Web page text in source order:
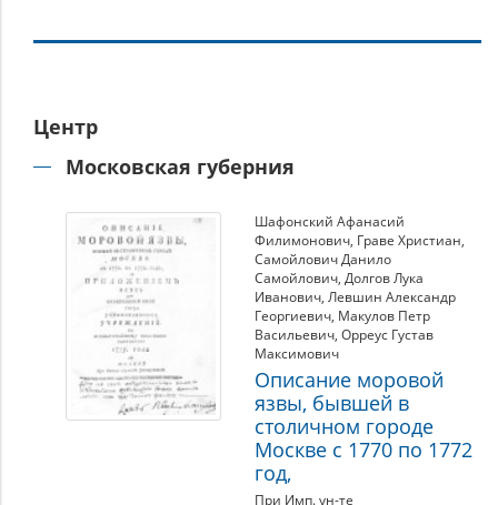
России
в
Российской
империи
Центр
Московская губерния
Шафонский Афанасий
Филимонович, Граве Христиан,
Самойлович Данило
Самойлович,Долгов Лука
Иванович,Левшин Александр
Георгиевич, Макулов Петр
Васильевич,Орреус Густав
Максимович
Описание моровой
язвы, бывшей в
столичном городе
Москве с 1770 по 1772
год,
При Имп. ун-те